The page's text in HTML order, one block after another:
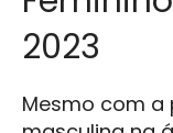
2023
Mesmo com